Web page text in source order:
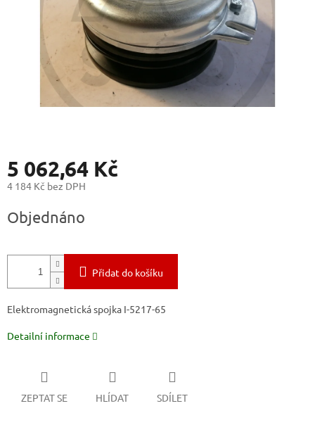
5 062,64 Kč
4 184 Kč bez DPH
cena:
Objednáno
Přidat do košíku
Elektromagnetická spojka I-5217-65
Detailní informace
ZEPTAT SE HLÍDAT SDÍLET